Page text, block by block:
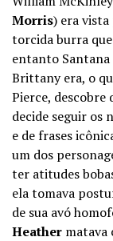
Morris) era
torcida burra
entanto Santana
Brittany era, o
Pierce, descobre
decide seguir os
e de frases
um dos
ter atitudes
ela tomava
de sua avó
Heather matava